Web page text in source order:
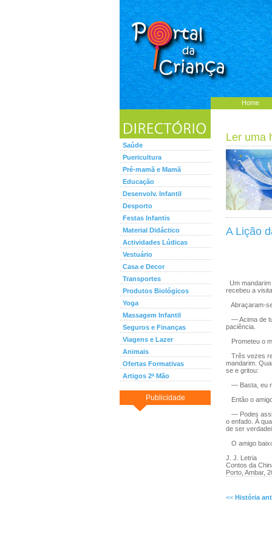
Home
Saúde
Puericultura
Pré-mamã e Mamã
Educação
Desenvolv. Infantil
Desporto
Festas Infantis
Material Didáctico
Actividades Lúdicas
Vestuário
Casa e Decor
Transportes
Produtos Biológicos
Yoga
Massagem Infantil
Seguros e Finanças
Viagens e Lazer
Animais
Ofertas Formativas
Artigos 2ª Mão
Publicidade
Ler uma
A Lição
Um
recebeu a
Abraçaram-
— Acima de
paciência.
Prometeu o
Três vezes
mandarim.
se e gritou:
— Basta, eu
Então o
— Podes
o enfado. À
de ser
O amigo
J. J. Letria
Contos da
Porto, Ambar,
<< História